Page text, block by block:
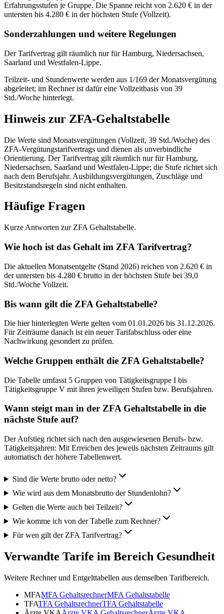
Erfahrungsstufen je Gruppe. Die Spanne reicht von 2.620 € in der
untersten bis 4.280 € in der höchsten Stufe (Vollzeit).
Sonderzahlungen und weitere Regelungen
Der Tarifvertrag gilt räumlich nur für Hamburg, Niedersachsen,
Saarland und Westfalen-Lippe.
Teilzeit- und Stundenwerte werden aus 1/169 der Monatsvergütung
abgeleitet; im Rechner ist dafür eine Vollzeitbasis von 39
Std./Woche hinterlegt.
Hinweis zur ZFA-Gehaltstabelle
Die Werte sind Monatsvergütungen (Vollzeit, 39 Std./Woche) des
ZFA-Vergütungstarifvertrags und dienen als unverbindliche
Orientierung. Der Tarifvertrag gilt räumlich nur für Hamburg,
Niedersachsen, Saarland und Westfalen-Lippe; die Stufe richtet sich
nach dem Berufsjahr. Ausbildungsvergütungen, Zuschläge und
Besitzstandsregeln sind nicht enthalten.
Häufige Fragen
Kurze Antworten zur ZFA Gehaltstabelle.
Wie hoch ist das Gehalt im ZFA Tarifvertrag?
Die aktuellen Monatsentgelte (Stand 2026) reichen von 2.620 € in
der untersten bis 4.280 € brutto in der höchsten Stufe bei 39,0
Std./Woche Vollzeit.
Bis wann gilt die ZFA Gehaltstabelle?
Die hier hinterlegten Werte gelten vom 01.01.2026 bis 31.12.2026.
Für Zeiträume danach ist ein neuer Tarifabschluss oder eine
Nachwirkung gesondert zu prüfen.
Welche Gruppen enthält die ZFA Gehaltstabelle?
Die Tabelle umfasst 5 Gruppen von Tätigkeitsgruppe I bis
Tätigkeitsgruppe V mit ihren jeweiligen Stufen bzw. Berufsjahren.
Wann steigt man in der ZFA Gehaltstabelle in die
nächste Stufe auf?
Der Aufstieg richtet sich nach den ausgewiesenen Berufs- bzw.
Tätigkeitsjahren: Mit Erreichen des jeweils nächsten Zeitraums gilt
automatisch der höhere Tabellenwert.
Sind die Werte brutto oder netto?
Wie wird aus dem Monatsbrutto der Stundenlohn?
Gelten die Werte auch bei Teilzeit?
Wie komme ich von der Tabelle zum Rechner?
Für wen gilt der ZFA Tarifvertrag?
Verwandte Tarife im Bereich Gesundheit
Weitere Rechner und Entgelttabellen aus demselben Tarifbereich.
MFAMFA GehaltsrechnerMFA Gehaltstabelle
TFATFA GehaltsrechnerTFA Gehaltstabelle